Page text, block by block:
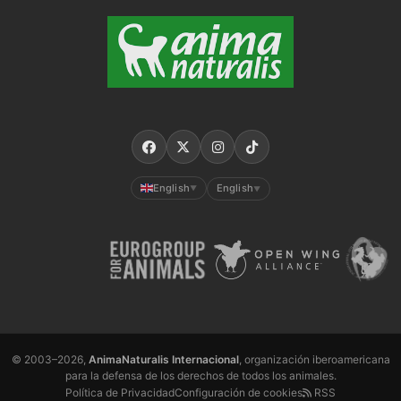
English ▼ English ▼
© 2003–2026, AnimaNaturalis Internacional, organización iberoamericana
para la defensa de los derechos de todos los animales.
Política de PrivacidadConfiguración de cookies RSS